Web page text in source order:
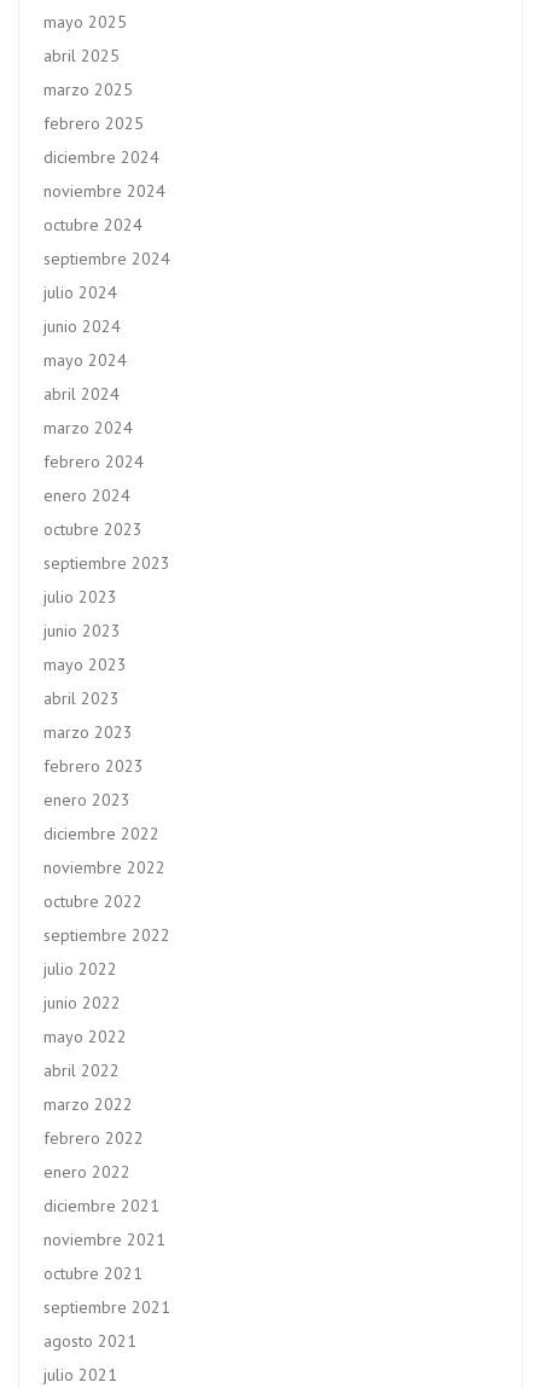
mayo 2025
abril 2025
marzo 2025
febrero 2025
diciembre 2024
noviembre 2024
octubre 2024
septiembre 2024
julio 2024
junio 2024
mayo 2024
abril 2024
marzo 2024
febrero 2024
enero 2024
octubre 2023
septiembre 2023
julio 2023
junio 2023
mayo 2023
abril 2023
marzo 2023
febrero 2023
enero 2023
diciembre 2022
noviembre 2022
octubre 2022
septiembre 2022
julio 2022
junio 2022
mayo 2022
abril 2022
marzo 2022
febrero 2022
enero 2022
diciembre 2021
noviembre 2021
octubre 2021
septiembre 2021
agosto 2021
julio 2021